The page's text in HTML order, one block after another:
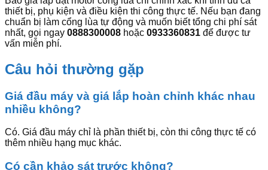
thiết bị, phụ kiện và điều kiện thi công thực tế. Nếu bạn đang
chuẩn bị làm cổng lùa tự động và muốn biết tổng chi phí sát
nhất, gọi ngay 0888300008 hoặc 0933360831 để được tư
vấn miễn phí.
Câu hỏi thường gặp
Giá đầu máy và giá lắp hoàn chỉnh khác nhau
nhiều không?
Có. Giá đầu máy chỉ là phần thiết bị, còn thi công thực tế có
thêm nhiều hạng mục khác.
Có cần khảo sát trước không?